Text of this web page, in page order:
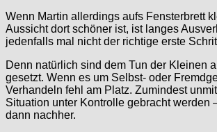
Wenn Martin allerdings aufs Fensterbrett
Aussicht dort schöner ist, ist langes
jedenfalls mal nicht der richtige erste
Denn natürlich sind dem Tun der Kleinen
gesetzt. Wenn es um Selbst- oder
Verhandeln fehl am Platz. Zumindest
Situation unter Kontrolle gebracht werden
dann nachher.